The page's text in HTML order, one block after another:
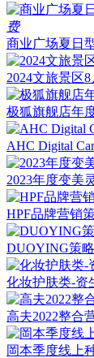
费
商业广场夏日
2024文旅景区
极狐旗舰店年
AHC Digital
2023年度变美
HPF品牌营销
DUOYING策
化妆护肤类-资
高夫2022整合
岡本季度线上